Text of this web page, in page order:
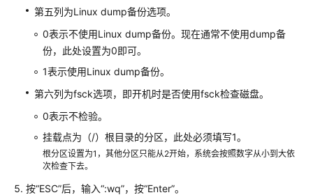
理
备
份
云
盘
理
快
第五列为Linux dump备份选项。
0表示不使用Linux dump备份。现在通常不使用dump备
份，此处设置为0即可。
1表示使用Linux dump备份。
第六列为fsck选项，即开机时是否使用fsck检查磁盘。
0表示不检验。
挂载点为（/）根目录的分区，此处必须填写1。
根分区设置为1，其他分区只能从2开始，系统会按照数字从小到大依
次检查下去。
按“ESC”后，输入“:wq”，按“Enter”。